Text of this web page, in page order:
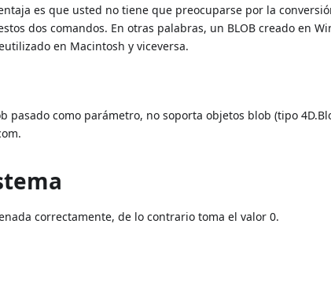
es que usted no tiene que preocuparse por la
dos comandos. En otras palabras, un BLOB creado en
en Macintosh y viceversa.
pasado como parámetro, no soporta objetos blob (tipo
correctamente, de lo contrario toma el valor 0.